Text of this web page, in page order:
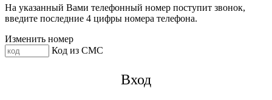
На указанный Вами телефонный номер поступит звонок,
введите последние 4 цифры номера телефона.
Изменить номер
Код из СМС
Вход